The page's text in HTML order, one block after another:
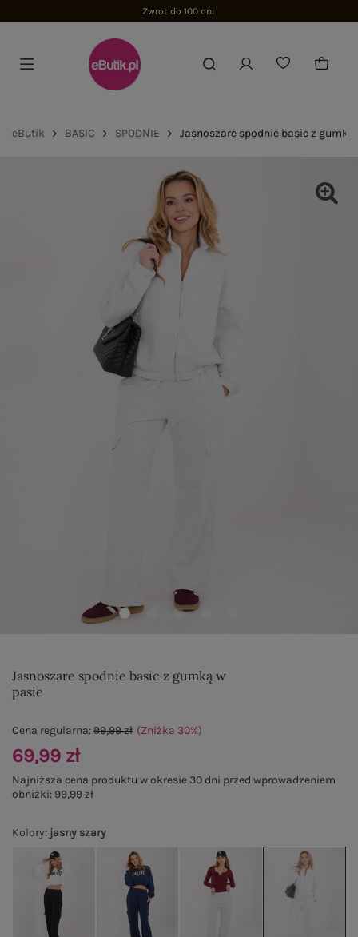
Zwrot do 100 dni
eButik BASIC SPODNIE Jasnoszare spodnie basic z gumką
Jasnoszare spodnie basic z gumką w
pasie
Kolory: jasny szary
Cena regularna:99,99 zł (Zniżka 30%)
69,99 zł
Najniższa cena produktu w okresie 30 dni przed wprowadzeniem
obniżki: 99,99 zł